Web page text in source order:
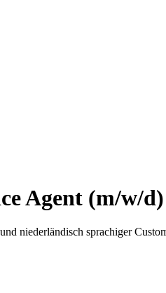
Agent (m/w/
niederländisch sprachiger